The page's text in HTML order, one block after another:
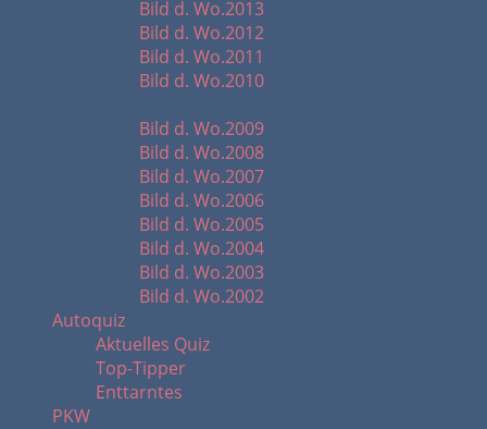
Bild d. Wo.2013
Bild d. Wo.2012
Bild d. Wo.2011
Bild d. Wo.2010
Bild d. Wo.2009
Bild d. Wo.2008
Bild d. Wo.2007
Bild d. Wo.2006
Bild d. Wo.2005
Bild d. Wo.2004
Bild d. Wo.2003
Bild d. Wo.2002
Autoquiz
Aktuelles Quiz
Top-Tipper
Enttarntes
PKW